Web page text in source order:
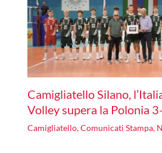
Camigliatello Silano,
Volley supera la Polonia
Camigliatello,Comunicati Stampa,